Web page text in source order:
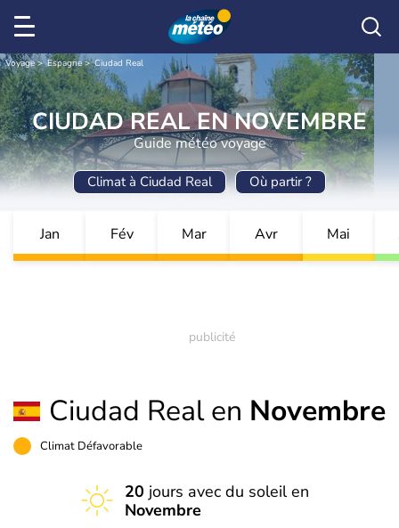
Voyage Espagne Ciudad Real
CIUDAD REAL EN NOVEMBRE
Guide météo voyage
Climat à Ciudad Real Où partir ?
Jan Fév Mar Avr Mai
Ciudad Real en Novembre
Climat Défavorable
20 jours avec du soleil en
Novembre